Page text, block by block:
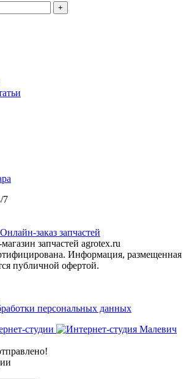
+
7
Онлайн-заказ запчастей
запчастей agrotex.ru
Информация, размещенная
публичной офертой.
персональных данных
студии